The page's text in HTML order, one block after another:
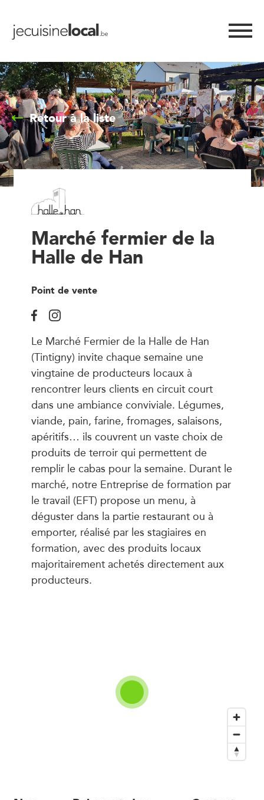
Retour à la liste
Marché fermier de la
Halle de Han
Point de vente
Le Marché Fermier de la Halle de Han
(Tintigny) invite chaque semaine une
vingtaine de producteurs locaux à
rencontrer leurs clients en circuit court
dans une ambiance conviviale. Légumes,
viande, pain, farine, fromages, salaisons,
apéritifs… ils couvrent un vaste choix de
produits de terroir qui permettent de
remplir le cabas pour la semaine. Durant le
marché, notre Entreprise de formation par
le travail (EFT) propose un menu, à
déguster dans la partie restaurant ou à
emporter, réalisé par les stagiaires en
formation, avec des produits locaux
majoritairement achetés directement aux
producteurs.